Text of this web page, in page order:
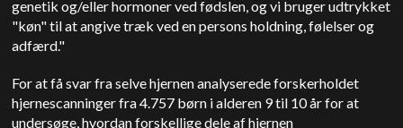
genetik og/eller hormoner ved fødslen, og vi bruger udtrykket
"køn" til at angive træk ved en persons holdning, følelser og
adfærd."
For at få svar fra selve hjernen analyserede forskerholdet
hjernescanninger fra 4.757 børn i alderen 9 til 10 år for at
undersøge, hvordan forskellige dele af hjernen